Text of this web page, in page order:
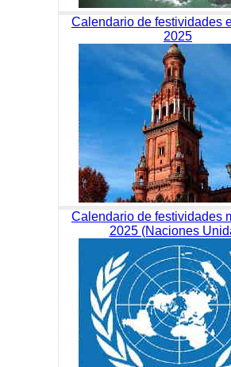
Calendario de festividades
2025
Calendario de festividades
2025 (Naciones